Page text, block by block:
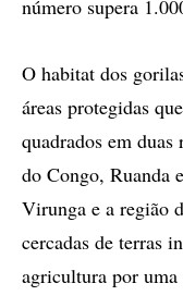
número supera
O habitat dos
áreas protegidas
quadrados em
do Congo, Ruanda
Virunga e a região
cercadas de terras
agricultura por uma